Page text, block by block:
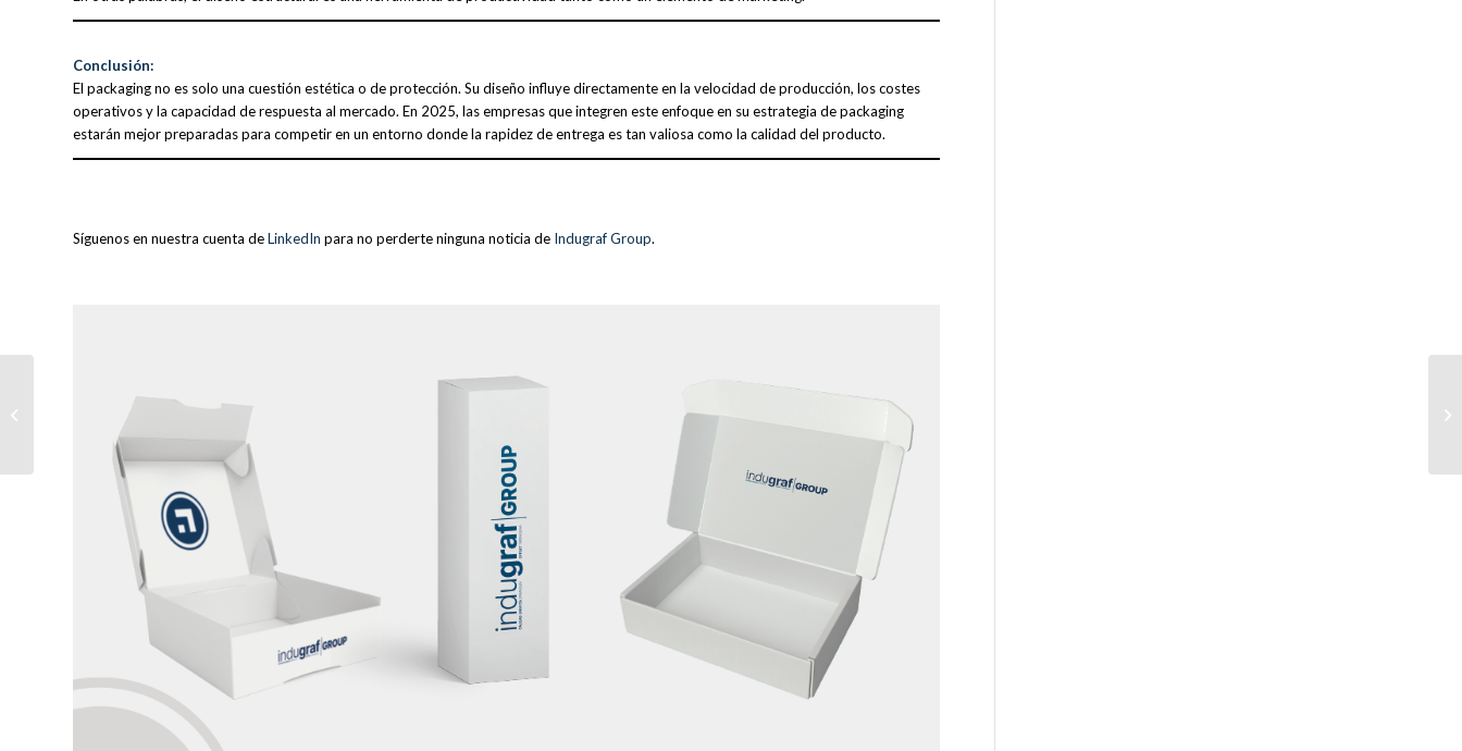
Conclusión:
El packaging no es solo una cuestión estética o de protección. Su diseño influye directamente en la velocidad de producción, los costes
operativos y la capacidad de respuesta al mercado. En 2025, las empresas que integren este enfoque en su estrategia de packaging
estarán mejor preparadas para competir en un entorno donde la rapidez de entrega es tan valiosa como la calidad del producto.
Síguenos en nuestra cuenta deLinkedIn para no perderte ninguna noticia de Indugraf Group.
packaging que pueden
costarte clien...